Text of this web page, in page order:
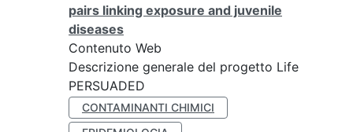
pairs linking exposure and juvenile
diseases
Contenuto Web
Descrizione generale del progetto Life
PERSUADED
CONTAMINANTI CHIMICI